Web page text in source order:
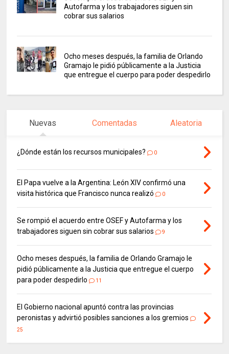
Autofarma y los trabajadores siguen sin
cobrar sus salarios
Ocho meses después, la familia de Orlando
Gramajo le pidió públicamente a la Justicia
que entregue el cuerpo para poder despedirlo
Nuevas Comentadas Aleatoria
¿Dónde están los recursos municipales? 0
El Papa vuelve a la Argentina: León XIV confirmó una
visita histórica que Francisco nunca realizó
0
Se rompió el acuerdo entre OSEF y Autofarma y los
trabajadores siguen sin cobrar sus salarios
9
Ocho meses después, la familia de Orlando Gramajo le
pidió públicamente a la Justicia que entregue el cuerpo
para poder despedirlo
11
El Gobierno nacional apuntó contra las provincias
peronistas y advirtió posibles sanciones a los gremios
25